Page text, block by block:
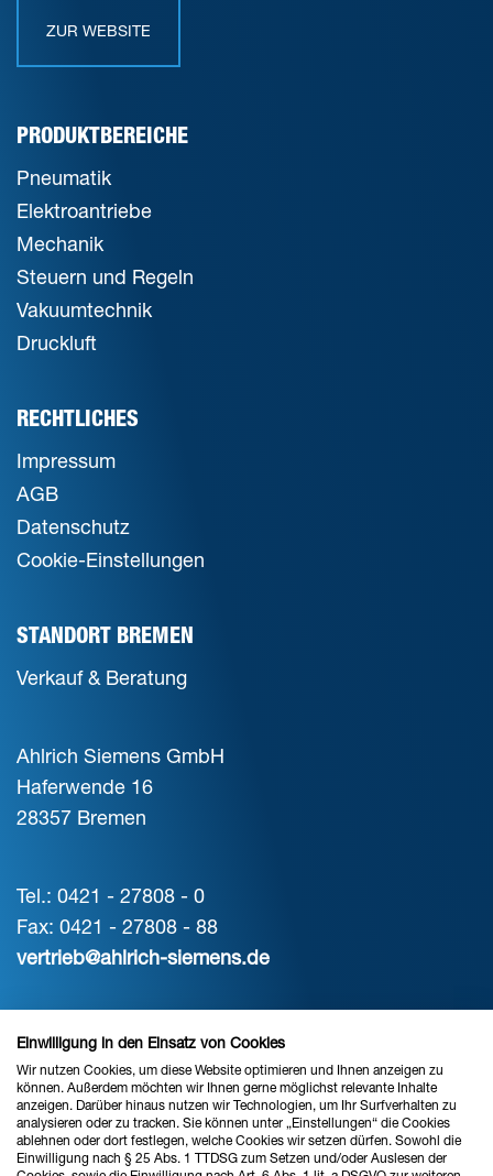
ZUR WEBSITE
PRODUKTBEREICHE
Pneumatik
Elektroantriebe
Mechanik
Steuern und Regeln
Vakuumtechnik
Druckluft
RECHTLICHES
Impressum
AGB
Datenschutz
Cookie-Einstellungen
STANDORT BREMEN
Verkauf & Beratung
Ahlrich Siemens GmbH
Haferwende 16
28357 Bremen
Tel.: 0421 - 27808 - 0
Fax: 0421 - 27808 - 88
vertrieb@ahlrich-siemens.de
STANDORT HANNOVER
Verkauf & Beratung
Ahlrich Siemens GmbH
Einwilligung in den Einsatz von Cookies
Wir nutzen Cookies, um diese Website optimieren und Ihnen anzeigen zu
können. Außerdem möchten wir Ihnen gerne möglichst relevante Inhalte
anzeigen. Darüber hinaus nutzen wir Technologien, um Ihr Surfverhalten zu
analysieren oder zu tracken. Sie können unter „Einstellungen“ die Cookies
ablehnen oder dort festlegen, welche Cookies wir setzen dürfen. Sowohl die
Einwilligung nach § 25 Abs. 1 TTDSG zum Setzen und/oder Auslesen der